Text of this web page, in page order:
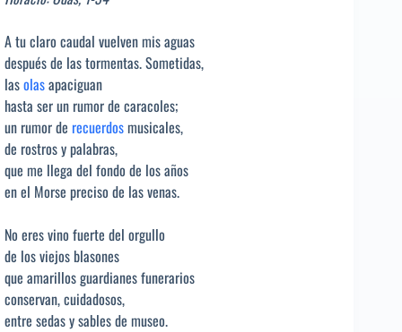
A tu claro caudal vuelven mis aguas
después de las tormentas. Sometidas,
lasolasapaciguan
hasta ser un rumor de caracoles;
un rumor de recuerdosmusicales,
de rostros y palabras,
que me llega del fondo de los años
en el Morse preciso de las venas.
No eres vino fuerte del orgullo
de los viejos blasones
que amarillos guardianes funerarios
conservan, cuidadosos,
entre sedas y sables de museo.